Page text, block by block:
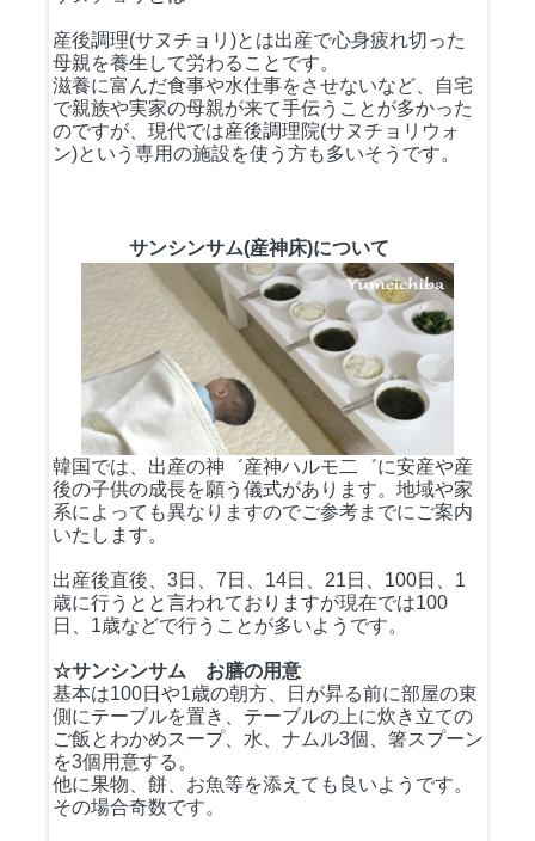
産後調理(サヌチョリ)とは出産で心身疲れ切った
母親を養生して労わることです。
滋養に富んだ食事や水仕事をさせないなど、自宅
で親族や実家の母親が来て手伝うことが多かった
のですが、現代では産後調理院(サヌチョリウォ
ン)という専用の施設を使う方も多いそうです。
サンシンサム(産神床)について
韓国では、出産の神゛産神ハルモ二゛に安産や産
後の子供の成長を願う儀式があります。地域や家
系によっても異なりますのでご参考までにご案内
いたします。
出産後直後、3日、7日、14日、21日、100日、1
歳に行うとと言われておりますが現在では100
日、1歳などで行うことが多いようです。
☆サンシンサム お膳の用意
基本は100日や1歳の朝方、日が昇る前に部屋の東
側にテーブルを置き、テーブルの上に炊き立ての
ご飯とわかめスープ、水、ナムル3個、箸スプーン
を3個用意する。
他に果物、餅、お魚等を添えても良いようです。
その場合奇数です。